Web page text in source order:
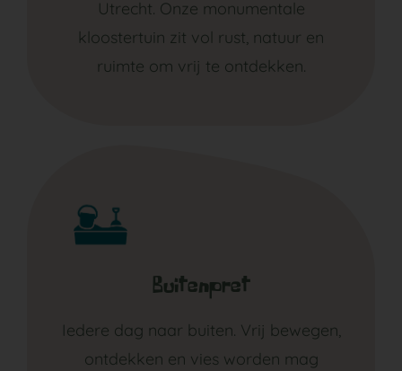
Utrecht. Onze monumentale
kloostertuin zit vol rust, natuur en
ruimte om vrij te ontdekken.
Buitenpret
Iedere dag naar buiten. Vrij bewegen,
ontdekken en vies worden mag